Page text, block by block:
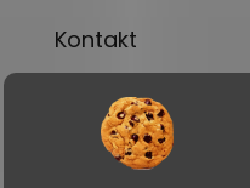
Kontakt
+420702287970
+420702287969